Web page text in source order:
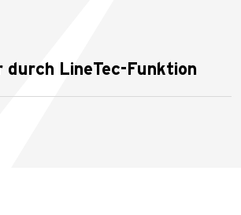
durch LineTec-Funktion